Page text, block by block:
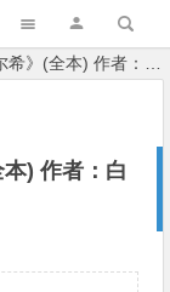
者：白嫖就对了 TXT下载
) 作者：白